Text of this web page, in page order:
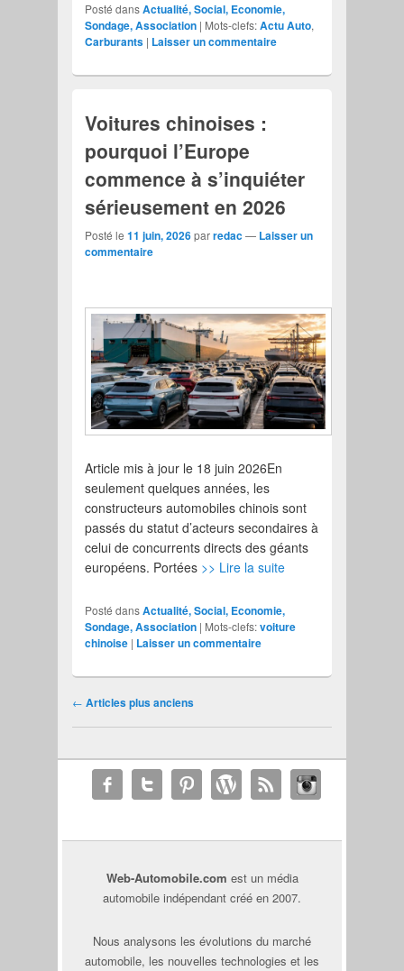
Posté dansActualité, Social, Economie,
Sondage, Association | Mots-clefs:Actu Auto,
Carburants | Laisser un commentaire
Voitures chinoises :
pourquoi l’Europe
commence à s’inquiéter
sérieusement en 2026
Posté le11 juin, 2026parredac— Laisser un
commentaire
Article mis à jour le 18 juin 2026En
seulement quelques années, les
constructeurs automobiles chinois sont
passés du statut d’acteurs secondaires à
celui de concurrents directs des géants
européens. Portées >> Lire la suite
Posté dansActualité, Social, Economie,
Sondage, Association | Mots-clefs:voiture
chinoise | Laisser un commentaire
Navigation des articles
← Articles plus anciens
Web-Automobile.com est un média
automobile indépendant créé en 2007.
Nous analysons les évolutions du marché
automobile, les nouvelles technologies et les